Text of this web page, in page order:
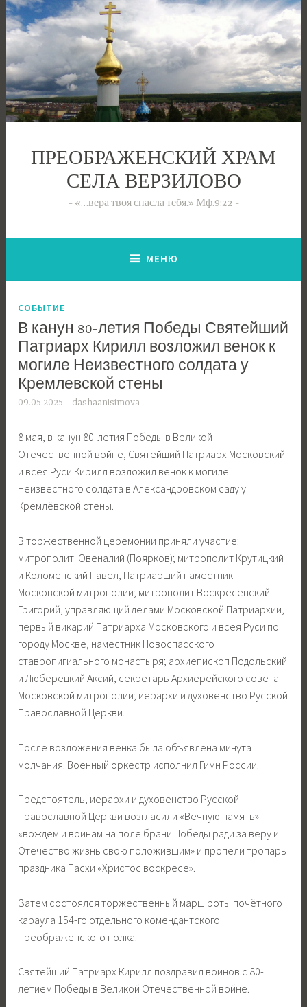
Перейти
к
содержимому
ПРЕОБРАЖЕНСКИЙ ХРАМ
СЕЛА ВЕРЗИЛОВО
«…вера твоя спасла тебя.» Мф.9:22
МЕНЮ
СОБЫТИЕ
В канун 80-летия Победы Святейший
Патриарх Кирилл возложил венок к
могиле Неизвестного солдата у
Кремлевской стены
09.05.2025 dashaanisimova
8 мая, в канун 80-летия Победы в Великой
Отечественной войне, Святейший Патриарх Московский
и всея Руси Кирилл возложил венок к могиле
Неизвестного солдата в Александровском саду у
Кремлёвской стены.
В торжественной церемонии приняли участие:
митрополит Ювеналий (Поярков); митрополит Крутицкий
и Коломенский Павел, Патриарший наместник
Московской митрополии; митрополит Воскресенский
Григорий, управляющий делами Московской Патриархии,
первый викарий Патриарха Московского и всея Руси по
городу Москве, наместник Новоспасского
ставропигиального монастыря; архиепископ Подольский
и Люберецкий Аксий, секретарь Архиерейского совета
Московской митрополии; иерархи и духовенство Русской
Православной Церкви.
После возложения венка была объявлена минута
молчания. Военный оркестр исполнил Гимн России.
Предстоятель, иерархи и духовенство Русской
Православной Церкви возгласили «Вечную память»
«вождем и воинам на поле брани Победы ради за веру и
Отечество жизнь свою положившим» и пропели тропарь
праздника Пасхи «Христос воскресе».
Затем состоялся торжественный марш роты почётного
караула 154-го отдельного комендантского
Преображенского полка.
Святейший Патриарх Кирилл поздравил воинов с 80-
летием Победы в Великой Отечественной войне.